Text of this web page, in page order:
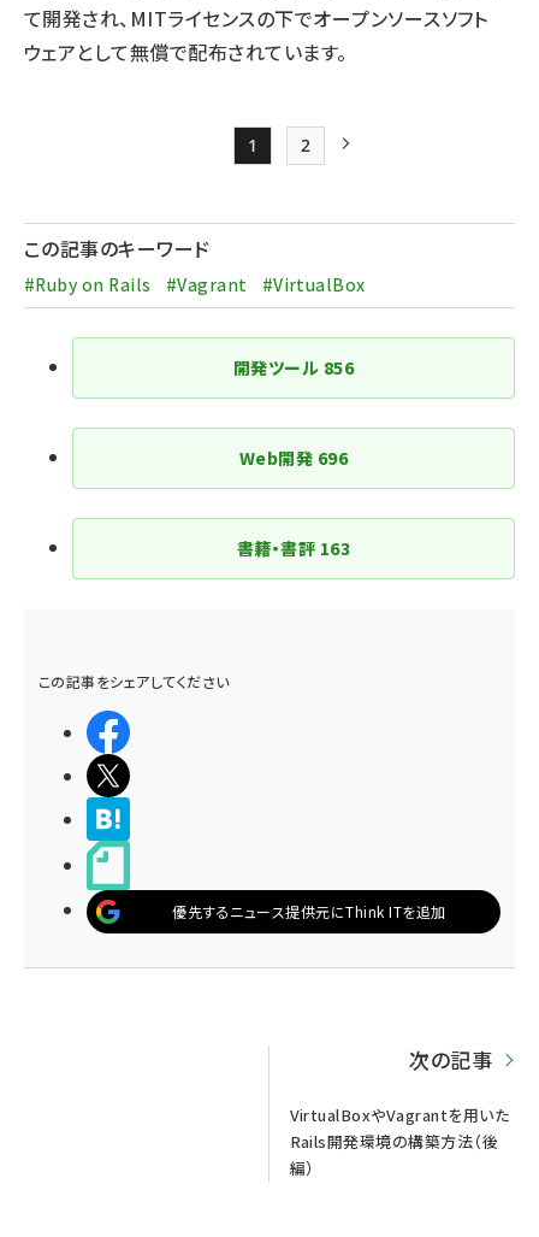
て開発され、MITライセンスの下でオープンソースソフト
ウェアとして無償で配布されています。
送
り
Page
1
Page
2
この記事のキーワード
#Ruby on Rails #Vagrant #VirtualBox
開発ツール 856
Web開発 696
書籍・書評 163
この記事をシェアしてください
優先するニュース提供元にThink ITを追加
次の記事
VirtualBoxやVagrantを用いた
Rails開発環境の構築方法（後
編）